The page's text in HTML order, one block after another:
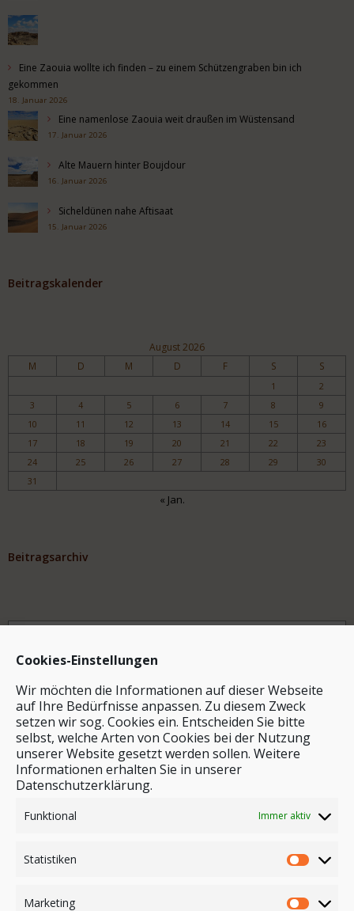
Cookies-Einstellungen
Wir möchten die Informationen auf dieser Webseite
auf Ihre Bedürfnisse anpassen. Zu diesem Zweck
setzen wir sog. Cookies ein. Entscheiden Sie bitte
selbst, welche Arten von Cookies bei der Nutzung
unserer Website gesetzt werden sollen. Weitere
Informationen erhalten Sie in unserer
Datenschutzerklärung.
Funktional Immer aktiv
Statistiken
Marketing
Eine Zaouia wollte ich finden – zu einem Schützengraben bin ich
gekommen
18. Januar 2026
Eine namenlose Zaouia weit draußen im Wüstensand
17. Januar 2026
Alte Mauern hinter Boujdour
16. Januar 2026
Sicheldünen nahe Aftisaat
15. Januar 2026
Beitragskalender
August 2026
M D M D F S S
1
2
3
4 5 6 7 8
9
10
11 12 13 14 15
16
17
18 19 20 21 22
23
24
25 26 27 28 29
30
31
« Jan.
Beitragsarchiv
Archiv
Stichwortsuche